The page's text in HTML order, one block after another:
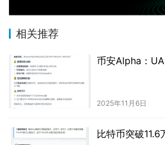
相关推荐
币安Alpha：
2025年11月6日
比特币突破11.6